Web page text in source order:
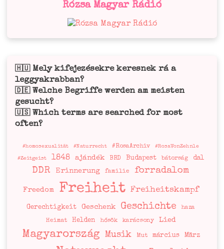
Rózsa Magyar Rádió
🇭🇺 Mely kifejezésekre keresnek rá a
leggyakrabban?
🇩🇪 Welche Begriffe werden am meisten
gesucht?
🇺🇸 Which terms are searched for most
often?
#homosexualität #Naturrecht #RosaArchiv #RosaVonZehnle
#Zeitgeist 1848 ajándék BRD Budapest bátorság dal
DDR Erinnerung familie forradalom
Freedom Freiheit Freiheitskampf
Gerechtigkeit Geschenk Geschichte haza
Heimat Helden hősök karácsony Lied
Magyarország Musik Mut március März